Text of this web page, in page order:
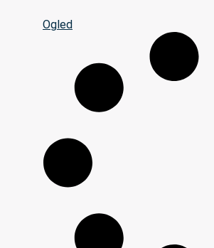
Ogled